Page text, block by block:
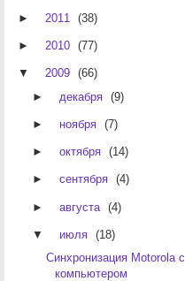
► 2011 (38)
► 2010 (77)
▼ 2009 (66)
►
декабря (9)
► ноября (7)
► октября (14)
► сентября (4)
► августа (4)
▼ июля
(18)
Синхронизация Motorola с
компьютером